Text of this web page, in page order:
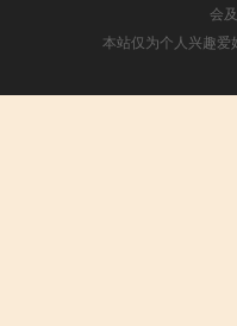
会
本站仅为个人兴趣爱